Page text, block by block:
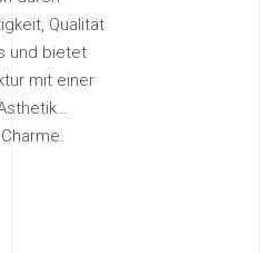
Qualität
und bietet
mit einer